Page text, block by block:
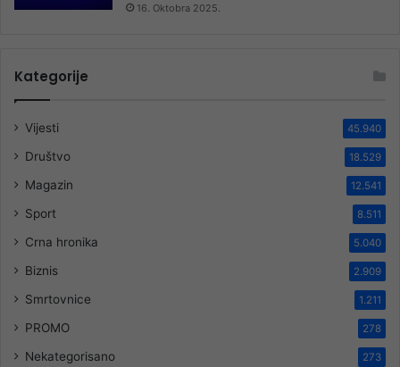
16. Oktobra 2025.
Kategorije
Vijesti 45.940
Društvo 18.529
Magazin 12.541
Sport 8.511
Crna hronika 5.040
Biznis 2.909
Smrtovnice 1.211
PROMO 278
Nekategorisano 273